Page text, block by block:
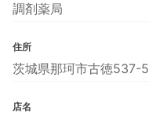
調剤薬局
住所
茨城県那珂市古徳537-5
店名